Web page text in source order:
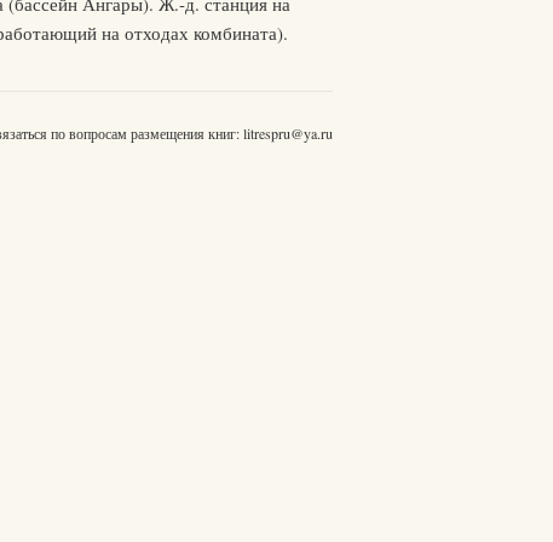
на отходах комбината).
по вопросам размещения книг:litrespru@ya.ru